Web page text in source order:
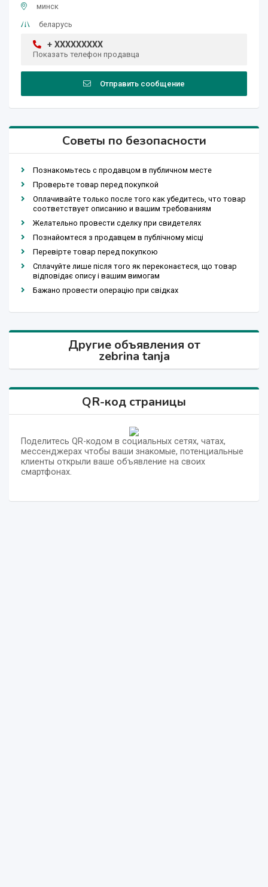
минск
беларусь
+ XXXXXXXXX
Показать телефон продавца
Отправить сообщение
Советы по безопасности
Познакомьтесь с продавцом в публичном месте
Проверьте товар перед покупкой
Оплачивайте только после того как убедитесь, что товар
соответствует описанию и вашим требованиям
Желательно провести сделку при свидетелях
Познайомтеся з продавцем в публічному місці
Перевірте товар перед покупкою
Сплачуйте лише після того як переконаєтеся, що товар
відповідає опису і вашим вимогам
Бажано провести операцію при свідках
Другие объявления от
zebrina tanja
QR-код страницы
Поделитесь QR-кодом в социальных сетях, чатах,
мессенджерах чтобы ваши знакомые, потенциальные
клиенты открыли ваше объявление на своих
смартфонах.